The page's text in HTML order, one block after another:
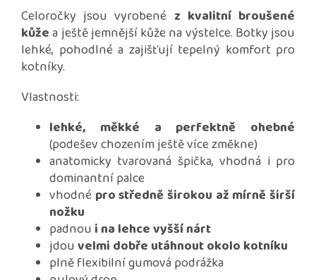
Celoročky jsou vyrobené z kvalitní broušené
kůžea ještě jemnější kůže na výstelce. Botky jsou
lehké, pohodlné a zajišťují tepelný komfort pro
kotníky.
Vlastnosti:
lehké, měkké a perfektně ohebné
(podešev chozením ještě více změkne)
anatomicky tvarovaná špička, vhodná i pro
dominantní palce
vhodné pro středně širokou až mírně širší
nožku
padnou i na lehce vyšší nárt
jdouvelmi dobře utáhnout okolo kotníku
plně flexibilní gumová podrážka